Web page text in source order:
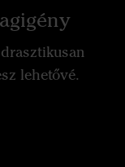
lehetővé.